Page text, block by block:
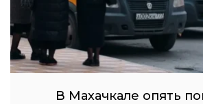
В Махачкале опять